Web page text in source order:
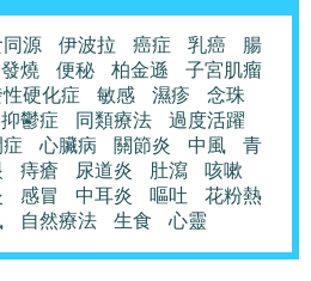
源 伊波拉 癌症 乳癌
腸
發燒
便秘 柏金遜
子宮肌瘤
硬化症
敏感 濕疹
念珠
抑鬱症
同類療法
過度活躍
心臟病 關節炎 中風
青
痔瘡 尿道炎 肚瀉
咳嗽
感冒 中耳炎 嘔吐
花粉熱
自然療法 生食 心靈